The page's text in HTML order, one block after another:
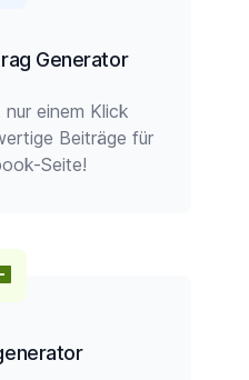
Generator
nur einem Klick
Beiträge für
Seite!